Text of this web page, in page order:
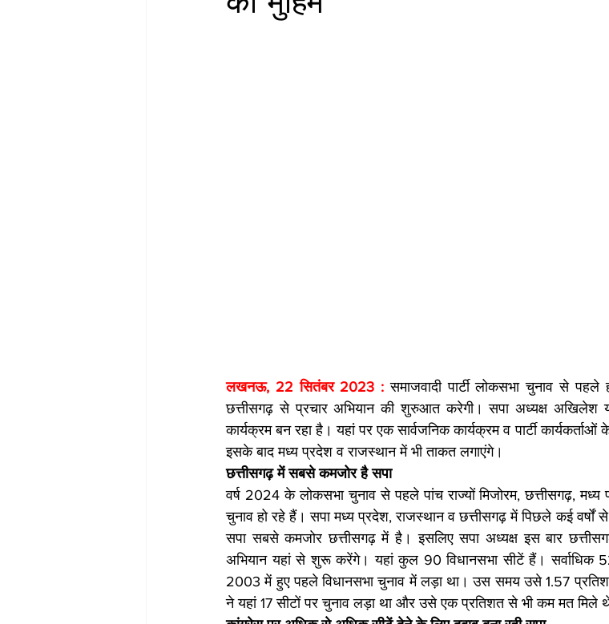
लखनऊ, 22 सितंबर 2023 : समाजवादी पार्टी लोकसभा चुनाव से पहले
छत्तीसगढ़ से प्रचार अभियान की शुरुआत करेगी। सपा अध्यक्ष अखिलेश
कार्यक्रम बन रहा है। यहां पर एक सार्वजनिक कार्यक्रम व पार्टी
इसके बाद मध्य प्रदेश व राजस्थान में भी ताकत लगाएंगे।
छत्तीसगढ़ में सबसे कमजोर है सपा
वर्ष 2024 के लोकसभा चुनाव से पहले पांच राज्यों मिजोरम, छत्तीसगढ़, मध्य
चुनाव हो रहे हैं। सपा मध्य प्रदेश, राजस्थान व छत्तीसगढ़ में पिछले कई वर्षों
सपा सबसे कमजोर छत्तीसगढ़ में है। इसलिए सपा अध्यक्ष इस बार
अभियान यहां से शुरू करेंगे। यहां कुल 90 विधानसभा सीटें हैं। सर्वाधिक
2003 में हुए पहले विधानसभा चुनाव में लड़ा था। उस समय उसे 1.57
ने यहां 17 सीटों पर चुनाव लड़ा था और उसे एक प्रतिशत से भी कम मत मिले